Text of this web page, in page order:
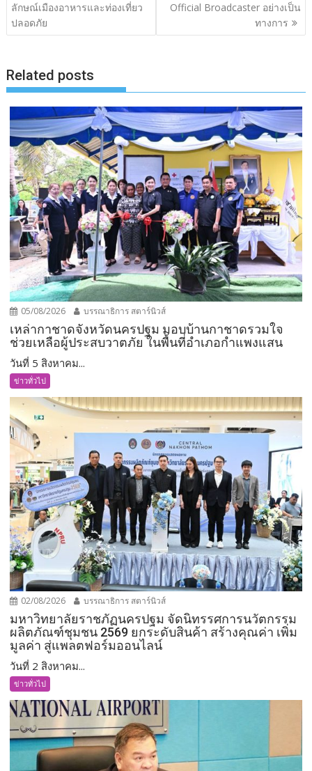
ลักษณ์เมืองอาหารและท่องเที่ยว
ปลอดภัย
Official Broadcaster อย่างเป็น
ทางการ
Related posts
05/08/2026 บรรณาธิการ สตาร์นิวส์
เหล่ากาชาดจังหวัดนครปฐม มอบบ้านกาชาดรวมใจ
ช่วยเหลือผู้ประสบวาตภัย ในพื้นที่อำเภอกำแพงแสน
วันที่ 5 สิงหาคม...
ข่าวทั่วไป
02/08/2026 บรรณาธิการ สตาร์นิวส์
มหาวิทยาลัยราชภัฏนครปฐม จัดนิทรรศการนวัตกรรม
ผลิตภัณฑ์ชุมชน 2569 ยกระดับสินค้า สร้างคุณค่า เพิ่ม
มูลค่า สู่แพลตฟอร์มออนไลน์
วันที่ 2 สิงหาคม...
ข่าวทั่วไป